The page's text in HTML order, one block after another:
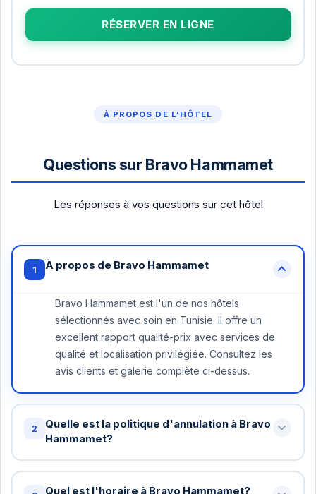
RÉSERVER EN LIGNE
À PROPOS DE L'HÔTEL
Questions sur Bravo Hammamet
Les réponses à vos questions sur cet hôtel
1 À propos de Bravo Hammamet
Bravo Hammamet est l'un de nos hôtels
sélectionnés avec soin en Tunisie. Il offre un
excellent rapport qualité-prix avec services de
qualité et localisation privilégiée. Consultez les
avis clients et galerie complète ci-dessus.
2
Quelle est la politique d'annulation à Bravo
Hammamet?
Annulation gratuite jusqu'à 48 heures avant votre
arrivée à Bravo Hammamet. Au-delà, une nuit peut
Quel est l'horaire à Bravo Hammamet?